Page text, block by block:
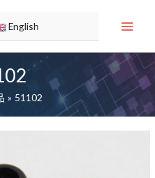
English
51102